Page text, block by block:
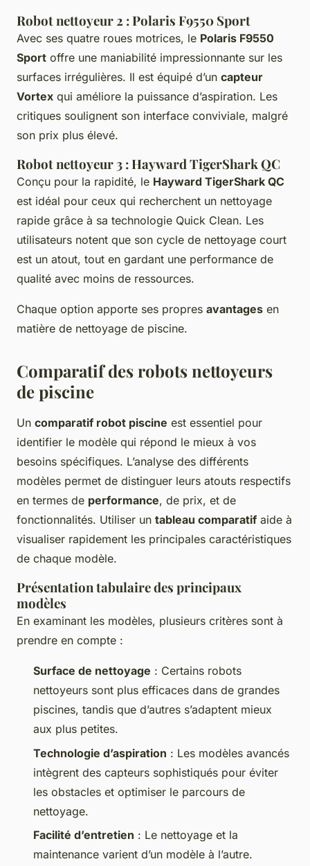
Robot nettoyeur 2 : Polaris F9550 Sport
Avec ses quatre roues motrices, le Polaris F9550
Sport offre une maniabilité impressionnante sur les
surfaces irrégulières. Il est équipé d’un capteur
Vortex qui améliore la puissance d’aspiration. Les
critiques soulignent son interface conviviale, malgré
son prix plus élevé.
Robot nettoyeur 3 : Hayward TigerShark QC
Conçu pour la rapidité, le Hayward TigerShark QC
est idéal pour ceux qui recherchent un nettoyage
rapide grâce à sa technologie Quick Clean. Les
utilisateurs notent que son cycle de nettoyage court
est un atout, tout en gardant une performance de
qualité avec moins de ressources.
Chaque option apporte ses propres avantages en
matière de nettoyage de piscine.
Comparatif des robots nettoyeurs
de piscine
Un comparatif robot piscine est essentiel pour
identifier le modèle qui répond le mieux à vos
besoins spécifiques. L’analyse des différents
modèles permet de distinguer leurs atouts respectifs
en termes de performance, de prix, et de
fonctionnalités. Utiliser un tableau comparatif aide à
visualiser rapidement les principales caractéristiques
de chaque modèle.
Présentation tabulaire des principaux
modèles
En examinant les modèles, plusieurs critères sont à
prendre en compte :
Surface de nettoyage : Certains robots
nettoyeurs sont plus efficaces dans de grandes
piscines, tandis que d’autres s’adaptent mieux
aux plus petites.
Technologie d’aspiration : Les modèles avancés
intègrent des capteurs sophistiqués pour éviter
les obstacles et optimiser le parcours de
nettoyage.
Facilité d’entretien : Le nettoyage et la
maintenance varient d’un modèle à l’autre.